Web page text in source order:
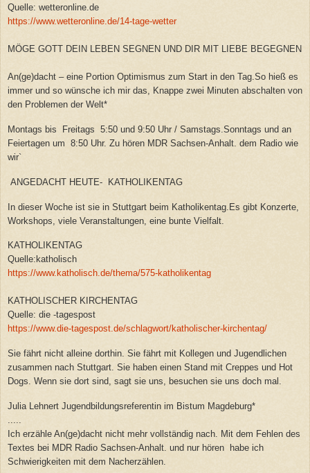
Quelle: wetteronline.de
https://www.wetteronline.de/14-tage-wetter
MÖGE GOTT DEIN LEBEN SEGNEN UND DIR MIT LIEBE BEGEGNEN
An(ge)dacht – eine Portion Optimismus zum Start in den Tag.So hieß es
immer und so wünsche ich mir das, Knappe zwei Minuten abschalten von
den Problemen der Welt*
Montags bis Freitags 5:50 und 9:50 Uhr / Samstags.Sonntags und an
Feiertagen um 8:50 Uhr. Zu hören MDR Sachsen-Anhalt. dem Radio wie
wir`
ANGEDACHT HEUTE- KATHOLIKENTAG
In dieser Woche ist sie in Stuttgart beim Katholikentag.Es gibt Konzerte,
Workshops, viele Veranstaltungen, eine bunte Vielfalt.
KATHOLIKENTAG
Quelle:katholisch
https://www.katholisch.de/thema/575-katholikentag
KATHOLISCHER KIRCHENTAG
Quelle: die -tagespost
https://www.die-tagespost.de/schlagwort/katholischer-kirchentag/
Sie fährt nicht alleine dorthin. Sie fährt mit Kollegen und Jugendlichen
zusammen nach Stuttgart. Sie haben einen Stand mit Creppes und Hot
Dogs. Wenn sie dort sind, sagt sie uns, besuchen sie uns doch mal.
Julia Lehnert Jugendbildungsreferentin im Bistum Magdeburg*
.....
Ich erzähle An(ge)dacht nicht mehr vollständig nach. Mit dem Fehlen des
Textes bei MDR Radio Sachsen-Anhalt. und nur hören habe ich
Schwierigkeiten mit dem Nacherzählen.